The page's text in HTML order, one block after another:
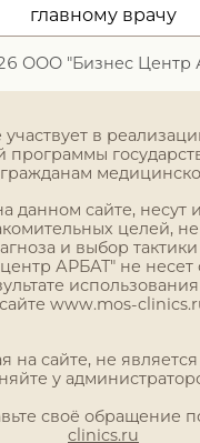
ООО "Бизнес Центр
главному врачу
в
программы
гражданам
данном сайте, несут
целей,
и выбор
АРБАТ" не несет
сайте www.mos-
на сайте, не
у
своё обращение
clinics.ru